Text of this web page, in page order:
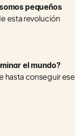
pequeños
esta revolución
el mundo?
hasta conseguir ese